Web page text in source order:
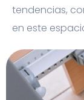
tendencias,
en este